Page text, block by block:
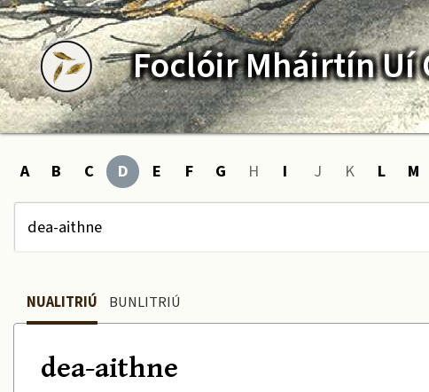
FoclóirMháirtínUí
A B C D E F G H I J K L M
NUALITRIÚ BUNLITRIÚ
dea-aithne